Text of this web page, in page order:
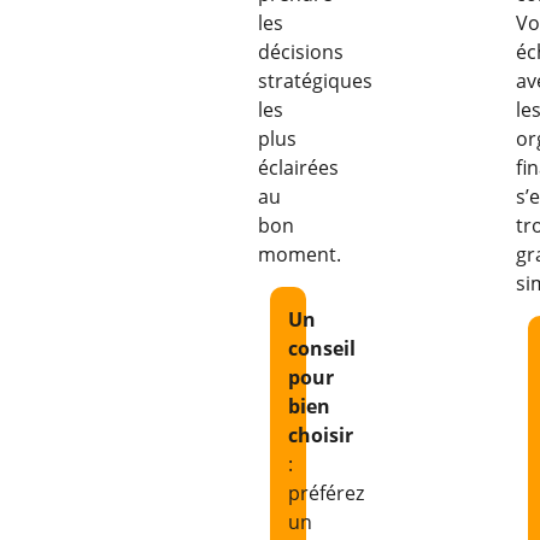
les
décisions
stratégiques
les
plus
éclairées
au
bon
moment.
Un
conseil
pour
bien
choisir
:
préférez
un
les